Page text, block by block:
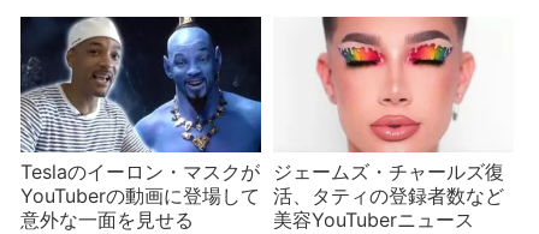
Teslaのイーロン・マスクが
YouTuberの動画に登場して
意外な一面を見せる
ジェームズ・チャールズ復
活、タティの登録者数など
美容YouTuberニュース